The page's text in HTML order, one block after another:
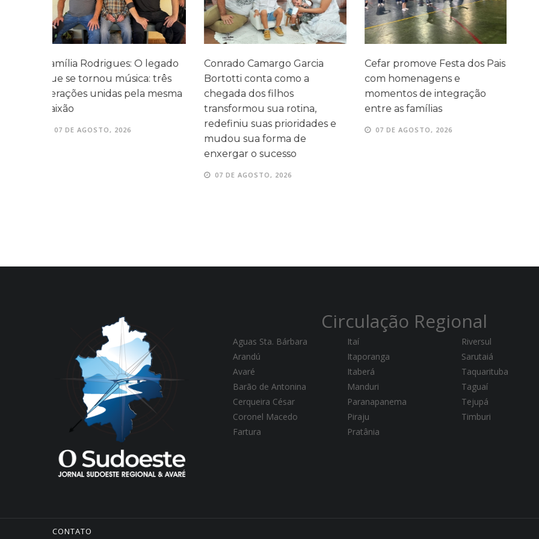
Conrado Camargo Garcia
Bortotti conta como a
chegada dos filhos
transformou sua rotina,
Cefar promove Festa dos Pais
com homenagens e
momentos de integração
entre as famílias
07 DE AGOSTO, 2026
Cefar conquista medalhas na
Olimpíada Canguru de
Matemática
07 DE AGOSTO, 2026
Circulação Regional
Aguas Sta. Bárbara
Arandú
Avaré
Barão de Antonina
Cerqueira César
Coronel Macedo
Fartura
Itaí
Itaporanga
Itaberá
Manduri
Paranapanema
Piraju
Pratânia
Riversul
Sarutaiá
Taquarituba
Taguaí
Tejupá
Timburi
CONTATO